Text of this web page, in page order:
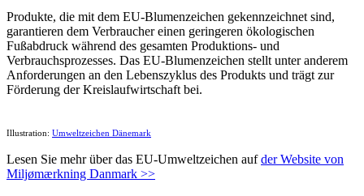
Produkte, die mit dem EU-Blumenzeichen gekennzeichnet sind,
garantieren dem Verbraucher einen geringeren ökologischen
Fußabdruck während des gesamten Produktions- und
Verbrauchsprozesses. Das EU-Blumenzeichen stellt unter anderem
Anforderungen an den Lebenszyklus des Produkts und trägt zur
Förderung der Kreislaufwirtschaft bei.
Illustration: Umweltzeichen Dänemark
Lesen Sie mehr über das EU-Umweltzeichen aufder Website von
Miljømærkning Danmark >>